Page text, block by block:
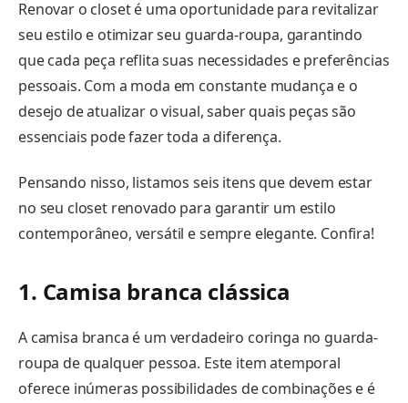
Renovar o closet é uma oportunidade para revitalizar
seu estilo e otimizar seu guarda-roupa, garantindo
que cada peça reflita suas necessidades e preferências
pessoais. Com a moda em constante mudança e o
desejo de atualizar o visual, saber quais peças são
essenciais pode fazer toda a diferença.
Pensando nisso, listamos seis itens que devem estar
no seu closet renovado para garantir um estilo
contemporâneo, versátil e sempre elegante. Confira!
1. Camisa branca clássica
A camisa branca é um verdadeiro coringa no guarda-
roupa de qualquer pessoa. Este item atemporal
oferece inúmeras possibilidades de combinações e é